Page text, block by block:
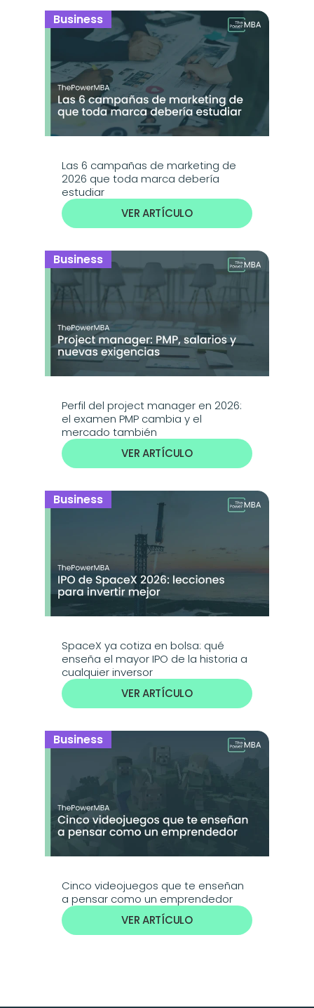
Business
Las 6 campañas de marketing de
2026 que toda marca debería
estudiar
VER ARTÍCULO
Business
Perfil del project manager en 2026:
el examen PMP cambia y el
mercado también
VER ARTÍCULO
Business
SpaceX ya cotiza en bolsa: qué
enseña el mayor IPO de la historia a
cualquier inversor
VER ARTÍCULO
Business
Cinco videojuegos que te enseñan
a pensar como un emprendedor
VER ARTÍCULO